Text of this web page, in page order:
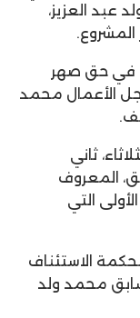
عبد العزيز،
المشروع.
في حق صهر
الأعمال محمد
ثاني
المعروف
التي
الاستئناف
محمد ولد